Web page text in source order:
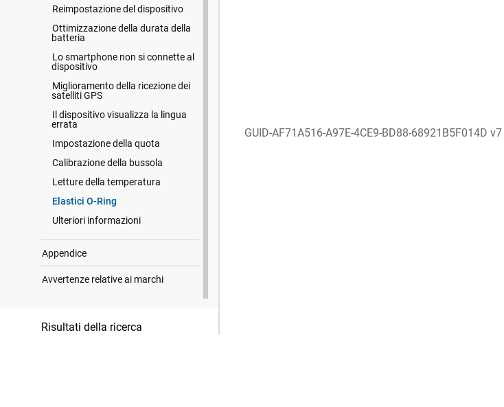
Reimpostazione del dispositivo
Ottimizzazione della durata della
batteria
Lo smartphone non si connette al
dispositivo
Miglioramento della ricezione dei
satelliti GPS
Il dispositivo visualizza la lingua
errata
Impostazione della quota
Calibrazione della bussola
Letture della temperatura
Elastici O-Ring
Ulteriori informazioni
Appendice
Avvertenze relative ai marchi
Risultati della ricerca
GUID-AF71A516-A97E-4CE9-BD88-68921B5F014D v7